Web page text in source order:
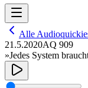
Alle
21.5.2020AQ 909
»Jedes System